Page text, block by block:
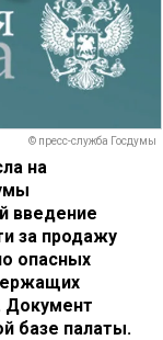
© пресс-служба Госдумы
на
введение
за продажу
опасных
Документ
базе палаты.